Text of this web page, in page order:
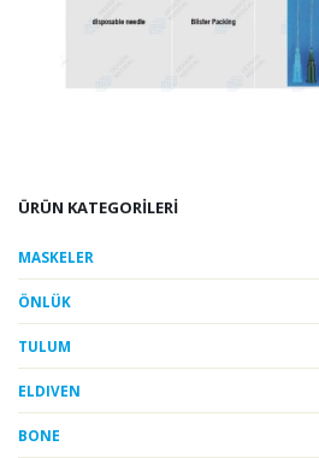
ÜRÜN KATEGORİLERİ
MASKELER
ÖNLÜK
TULUM
ELDIVEN
BONE